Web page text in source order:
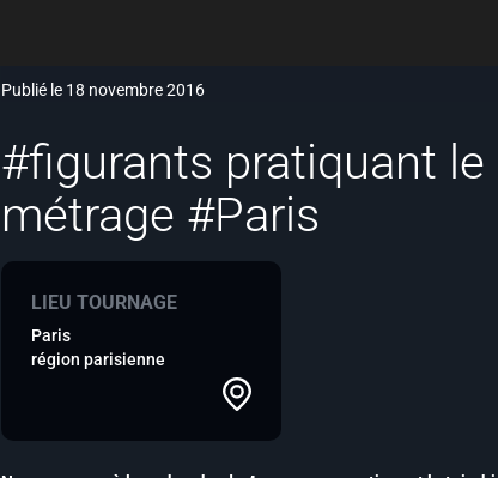
Publié le 18 novembre 2016
#figurants pratiquant
métrage #Paris
LIEU TOURNAGE
Paris
région parisienne